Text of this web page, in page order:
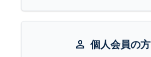
person 個人会員の方